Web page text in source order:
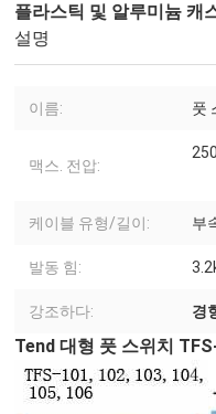
플라스틱 및 알루미늄 캐
설명
이름: 풋
맥스. 전압:
케이블 유형/길이: 부
발동 힘:
강조하다: 경
Tend 대형 풋 스위치